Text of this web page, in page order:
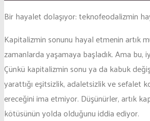
Bir hayalet dolaşıyor: teknofeodalizmin
Kapitalizmin sonunu hayal etmenin artık
zamanlarda yaşamaya başladık. Ama bu,
Çünkü kapitalizmin sonu ya da kabuk
yarattığı eşitsizlik, adaletsizlik ve sefalet
ereceğini ima etmiyor. Düşünürler, artık
kötüsünün yolda olduğunu iddia ediyor.